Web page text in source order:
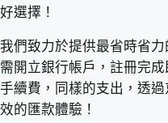
好選擇！
我們致力於提供最省時省
需開立銀行帳戶，註冊完
手續費，同樣的支出，透
效的匯款體驗！